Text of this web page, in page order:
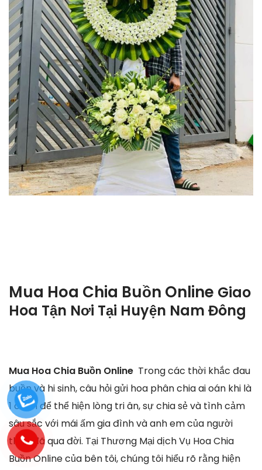
Mua Hoa Chia Buồn Online Giao
Hoa Tận Nơi Tại Huyện Nam Đông
Mua Hoa Chia Buồn Online Trong các thời khắc đau
buồn và hi sinh, câu hỏi gửi hoa phân chia ai oán khi là
1 cách để thể hiện lòng tri ân, sự chia sẻ và tình cảm
sâu sắc với mái ấm gia đình và anh em của người
thân đã qua đời. Tại Thương Mại dịch Vụ Hoa Chia
Buồn Online của bên tôi, chúng tôi hiểu rõ rằng hiện